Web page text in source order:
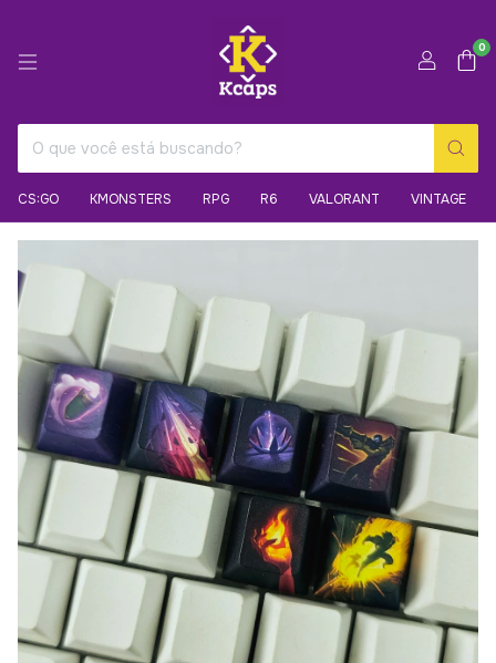
0
CS:GO KMONSTERS RPG R6 VALORANT VINTAGE